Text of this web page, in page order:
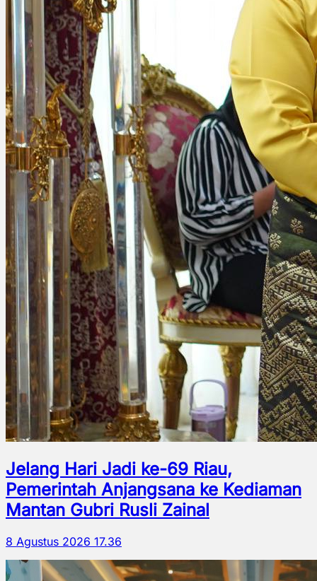
Jelang Hari Jadi ke-69 Riau,
Pemerintah Anjangsana ke Kediaman
Mantan Gubri Rusli Zainal
8 Agustus 2026 17.36